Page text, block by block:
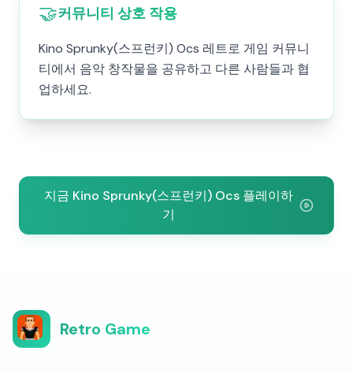
🤝커뮤니티 상호 작용
Kino Sprunky(스프런키) Ocs 레트로 게임 커뮤니
티에서 음악 창작물을 공유하고 다른 사람들과 협
업하세요.
지금 Kino Sprunky(스프런키) Ocs 플레이하
기
Retro Game